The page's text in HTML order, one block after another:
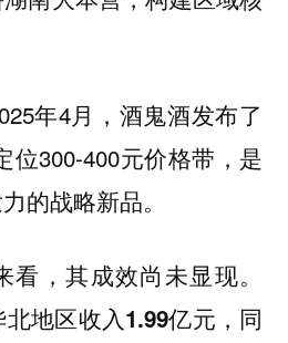
年4月，酒鬼酒发布了
位300-400元价格带，是
的战略新品。
，其成效尚未显现。
地区收入1.99亿元，同